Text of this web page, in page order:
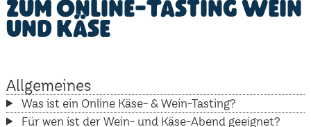
zum Online-Tasting Wein
und Käse
Allgemeines
Was ist ein Online Käse- & Wein-Tasting?
Für wen ist der Wein- und Käse-Abend geeignet?